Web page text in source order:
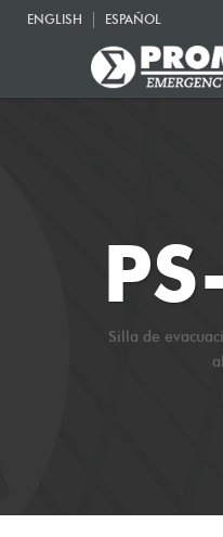
ENGLISH ESPAÑOL
Silla de